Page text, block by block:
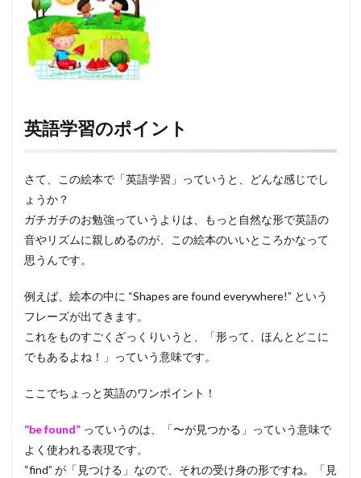
英語学習のポイント
さて、この絵本で「英語学習」っていうと、どんな感じでし
ょうか？
ガチガチのお勉強っていうよりは、もっと自然な形で英語の
音やリズムに親しめるのが、この絵本のいいところかなって
思うんです。
例えば、絵本の中に “Shapes are found everywhere!” という
フレーズが出てきます。
これをものすごくざっくりいうと、「形って、ほんとどこに
でもあるよね！」っていう意味です。
ここでちょっと英語のワンポイント！
“be found” っていうのは、「〜が見つかる」っていう意味で
よく使われる表現です。
“find” が「見つける」なので、それの受け身の形ですね。「見